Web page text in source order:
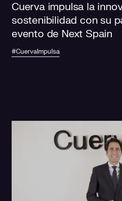
Cuerva impulsa la
sostenibilidad con su
evento de Next Spain
#CuervaImpulsa